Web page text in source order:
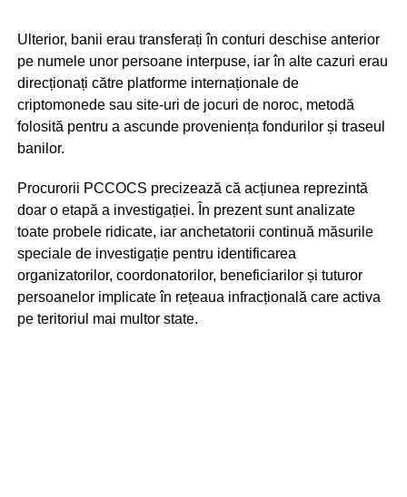
Ulterior, banii erau transferați în conturi deschise anterior
pe numele unor persoane interpuse, iar în alte cazuri erau
direcționați către platforme internaționale de
criptomonede sau site-uri de jocuri de noroc, metodă
folosită pentru a ascunde proveniența fondurilor și traseul
banilor.
Procurorii PCCOCS precizează că acțiunea reprezintă
doar o etapă a investigației. În prezent sunt analizate
toate probele ridicate, iar anchetatorii continuă măsurile
speciale de investigație pentru identificarea
organizatorilor, coordonatorilor, beneficiarilor și tuturor
persoanelor implicate în rețeaua infracțională care activa
pe teritoriul mai multor state.